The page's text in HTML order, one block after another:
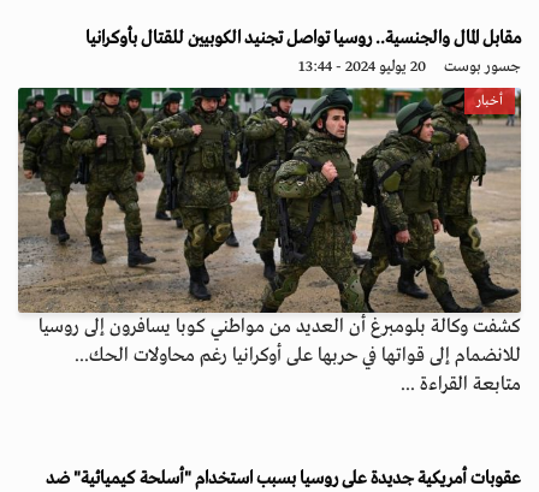
مقابل المال والجنسية.. روسيا تواصل تجنيد الكوبيين للقتال بأوكرانيا
جسور بوست 20 يوليو 2024 - 13:44
أخبار
كشفت وكالة بلومبرغ أن العديد من مواطني كوبا يسافرون إلى روسيا
للانضمام إلى قواتها في حربها على أوكرانيا رغم محاولات الحك...
متابعة القراءة ...
عقوبات أمريكية جديدة على روسيا بسبب استخدام "أسلحة كيميائية" ضد